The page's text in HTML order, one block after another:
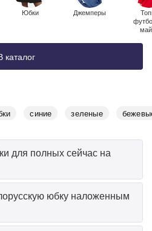
Юбки Джемперы
каталог
синие зеленые
для полных сейчас на
юбку наложенным